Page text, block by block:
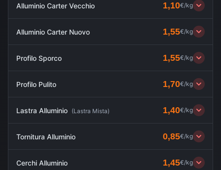
Alluminio Carter Vecchio 1,10€/kg
Alluminio Carter Nuovo 1,55€/kg
Profilo Sporco 1,55€/kg
Profilo Pulito 1,70€/kg
Lastra Alluminio (Lastra Mista) 1,40€/kg
Tornitura Alluminio 0,85€/kg
Cerchi Alluminio 1,45€/kg